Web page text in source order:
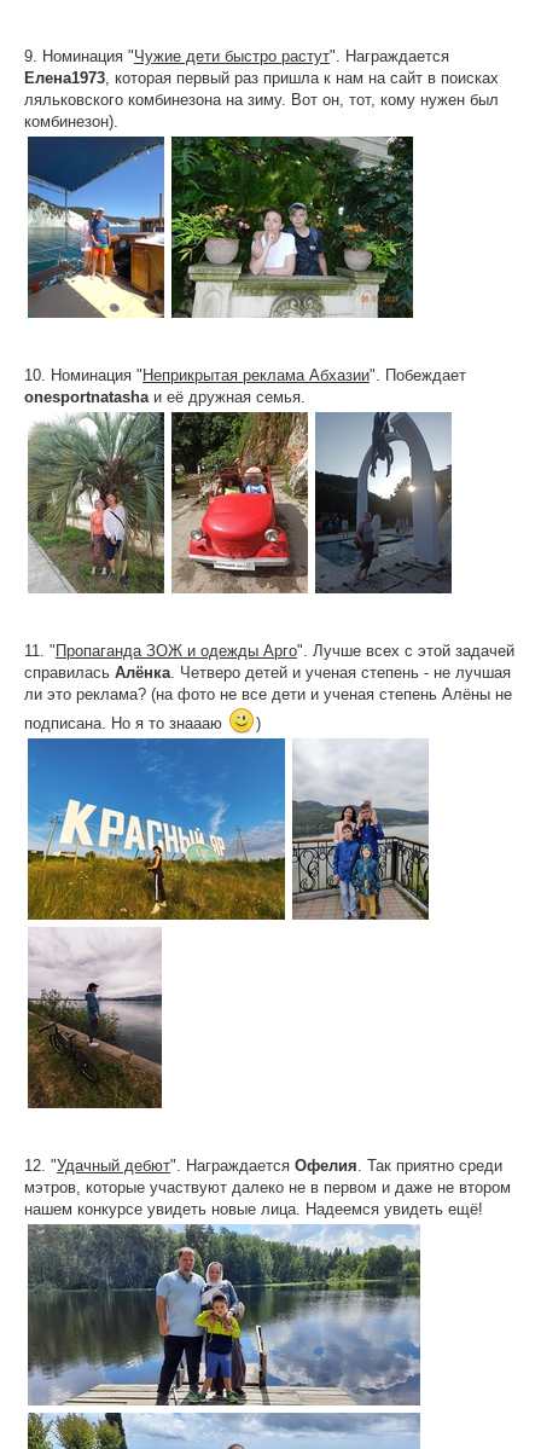
9. Номинация "Чужие дети быстро растут". Награждается
Елена1973 , которая первый раз пришла к нам на сайт в поисках
ляльковского комбинезона на зиму. Вот он, тот, кому нужен был
комбинезон).
10. Номинация " Неприкрытая реклама Абхазии". Побеждает
onesportnatasha и её дружная семья.
11. " Пропаганда ЗОЖ и одежды Арго". Лучше всех с этой задачей
справилась Алёнка . Четверо детей и ученая степень - не лучшая
ли это реклама? (на фото не все дети и ученая степень Алёны не
подписана. Но я то знаааю
)
12. "Удачный дебют". Награждается Офелия . Так приятно среди
мэтров, которые участвуют далеко не в первом и даже не втором
нашем конкурсе увидеть новые лица. Надеемся увидеть ещё!